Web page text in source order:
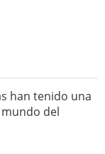
han tenido una
del